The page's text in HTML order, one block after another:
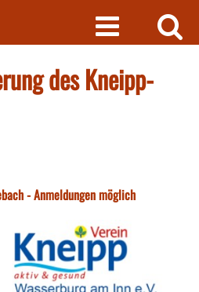
des Kneipp-
- Anmeldungen möglich